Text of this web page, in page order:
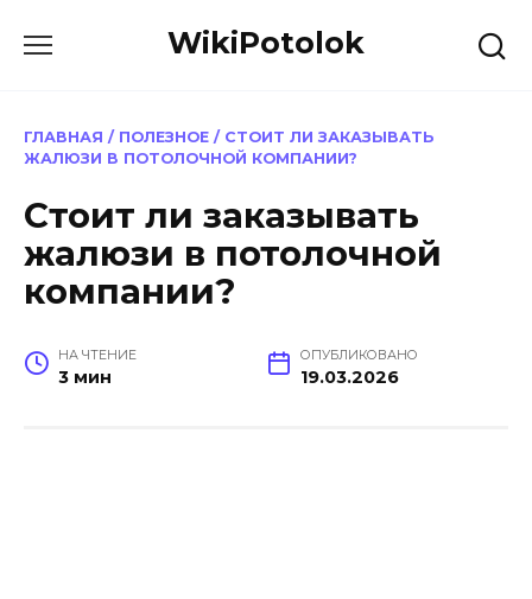
WikiPotolok
ГЛАВНАЯ / ПОЛЕЗНОЕ / СТОИТ ЛИ ЗАКАЗЫВАТЬ
ЖАЛЮЗИ В ПОТОЛОЧНОЙ КОМПАНИИ?
Стоит ли заказывать
жалюзи в потолочной
компании?
НА ЧТЕНИЕ
3 мин
ОПУБЛИКОВАНО
19.03.2026